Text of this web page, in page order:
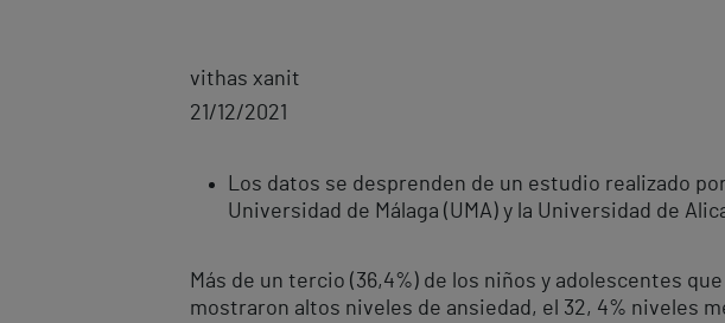
vithas xanit
21/12/2021
Los datos se desprenden de un estudio realizado
Universidad de Málaga (UMA) y la Universidad de
Más de un tercio (36,4%) de los niños y adolescentes
mostraron altos niveles de ansiedad, el 32, 4% niveles